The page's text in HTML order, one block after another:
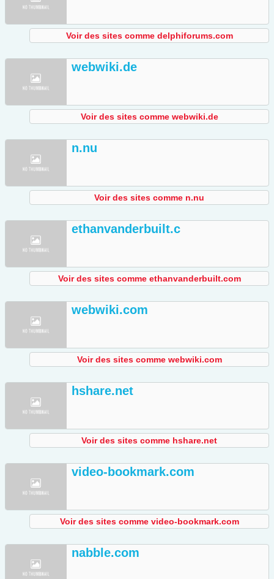
Voir des sites comme delphiforums.com
webwiki.de
Voir des sites comme webwiki.de
n.nu
Voir des sites comme n.nu
ethanvanderbuilt.c
Voir des sites comme ethanvanderbuilt.com
webwiki.com
Voir des sites comme webwiki.com
hshare.net
Voir des sites comme hshare.net
video-bookmark.com
Voir des sites comme video-bookmark.com
nabble.com